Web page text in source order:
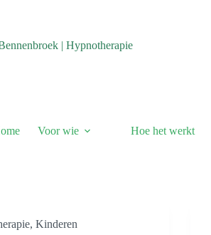
| Hypnotherapie
Voor wie Hoe het werkt
, Kinderen